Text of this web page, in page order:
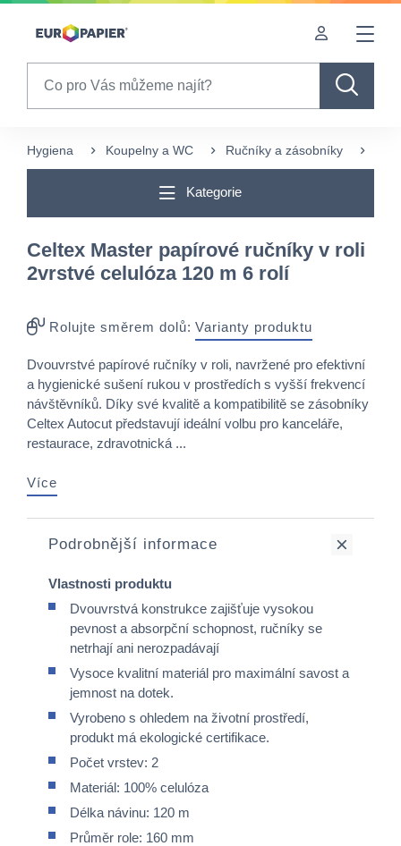
Table Of Content
Často nakupované s tímto produktem
Hygiena Koupelny a WC Ručníky a zásobníky
Kategorie
Celtex Master papírové ručníky v roli
2vrstvé celulóza 120 m 6 rolí
Rolujte směrem dolů: Varianty produktu
Dvouvrstvé papírové ručníky v roli, navržené pro efektivní
a hygienické sušení rukou v prostředích s vyšší frekvencí
návštěvníků. Díky své kvalitě a kompatibilitě se zásobníky
Celtex Autocut představují ideální volbu pro kanceláře,
restaurace, zdravotnická ...
Více
Podrobnější informace
Vlastnosti produktu
Dvouvrstvá konstrukce zajišťuje vysokou
pevnost a absorpční schopnost, ručníky se
netrhají ani nerozpadávají
Vysoce kvalitní materiál pro maximální savost a
jemnost na dotek.
Vyrobeno s ohledem na životní prostředí,
produkt má ekologické certifikace.
Počet vrstev: 2
Materiál: 100% celulóza
Délka návinu: 120 m
Průměr role: 160 mm